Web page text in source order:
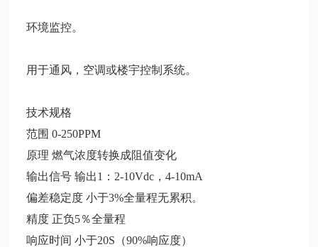
环境监控。
用于通风，空调或楼宇控制系统。
技术规格
范围 0-250PPM
原理 燃气浓度转换成阻值变化
输出信号 输出1：2-10Vdc，4-10mA
偏差稳定度 小于3%全量程无累积。
精度 正负5％全量程
响应时间 小于20S（90%响应度）